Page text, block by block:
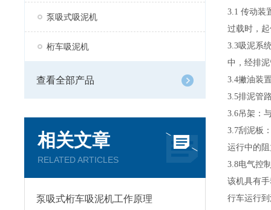
泵吸式吸泥机
桁车吸泥机
查看全部产品
相关文章
RELATED ARTICLES
泵吸式桁车吸泥机工作原理
3.1 传动装
过载时，
3.3吸泥系
中，经排
3.4撇油装
3.5排泥管
3.6吊架：
3.7刮泥板
运行中的
3.8电气控
该机具有
行车运行